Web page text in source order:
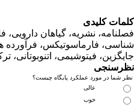
کلیدی
نشریه، گیاهان دارویی،
فارماسوتیکس، فرآورده
فیتوشیمی، اتنوبوتانی،
در مورد عملکرد پایگاه چیست؟